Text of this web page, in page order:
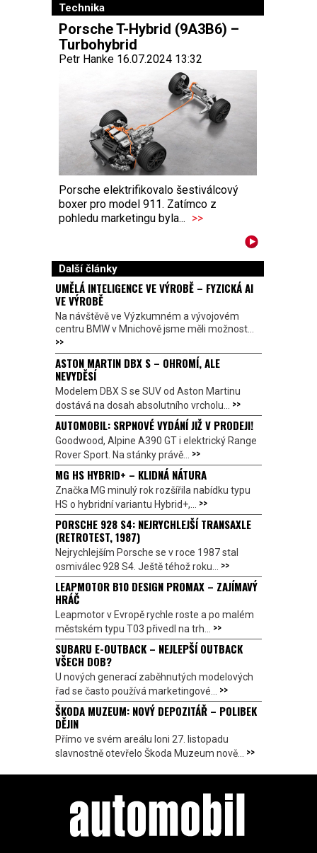
Technika
Porsche T-Hybrid (9A3B6) –
Turbohybrid
Petr Hanke 16.07.2024 13:32
Porsche elektrifikovalo šestiválcový
boxer pro model 911. Zatímco z
pohledu marketingu byla... >>
Další články
UMĚLÁ INTELIGENCE VE VÝROBĚ – FYZICKÁ AI
VE VÝROBĚ
Na návštěvě ve Výzkumném a vývojovém
centru BMW v Mnichově jsme měli možnost...
>>
ASTON MARTIN DBX S – OHROMÍ, ALE
NEVYDĚSÍ
Modelem DBX S se SUV od Aston Martinu
dostává na dosah absolutního vrcholu... >>
AUTOMOBIL: SRPNOVÉ VYDÁNÍ JIŽ V PRODEJI!
Goodwood, Alpine A390 GT i elektrický Range
Rover Sport. Na stánky právě... >>
MG HS HYBRID+ – KLIDNÁ NÁTURA
Značka MG minulý rok rozšířila nabídku typu
HS o hybridní variantu Hybrid+,... >>
PORSCHE 928 S4: NEJRYCHLEJŠÍ TRANSAXLE
(RETROTEST, 1987)
Nejrychlejším Porsche se v roce 1987 stal
osmiválec 928 S4. Ještě téhož roku... >>
LEAPMOTOR B10 DESIGN PROMAX – ZAJÍMAVÝ
HRÁČ
Leapmotor v Evropě rychle roste a po malém
městském typu T03 přivedl na trh... >>
SUBARU E-OUTBACK – NEJLEPŠÍ OUTBACK
VŠECH DOB?
U nových generací zaběhnutých modelových
řad se často používá marketingové... >>
ŠKODA MUZEUM: NOVÝ DEPOZITÁŘ – POLIBEK
DĚJIN
Přímo ve svém areálu loni 27. listopadu
slavnostně otevřelo Škoda Muzeum nově... >>